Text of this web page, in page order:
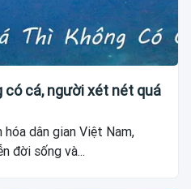
cá, người xét nét quá
dân gian Việt Nam,
đời sống và...